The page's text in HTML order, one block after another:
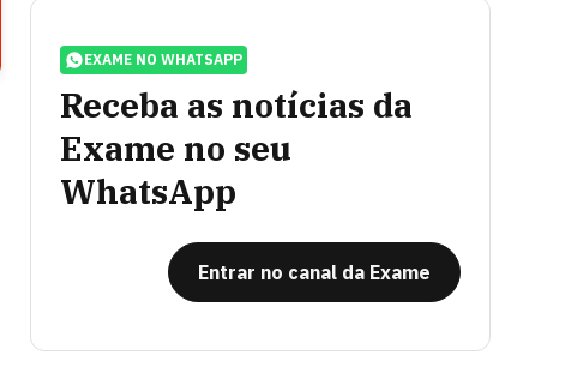
EXAME NO WHATSAPP
Receba as notícias da
Exame no seu
WhatsApp
Entrar no canal da Exame